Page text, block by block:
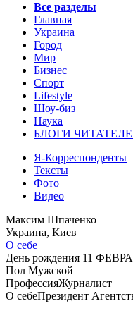
Все разделы
Главная
Украина
Город
Мир
Бизнес
Спорт
Lifestyle
Шоу-биз
Наука
БЛОГИ
Я-Корреспонденты
Тексты
Фото
Видео
Максим Шпаченко
Украина, Киев
О себе
День рождения 11
Пол Мужской
ПрофессияЖурналист
О себеПрезидент